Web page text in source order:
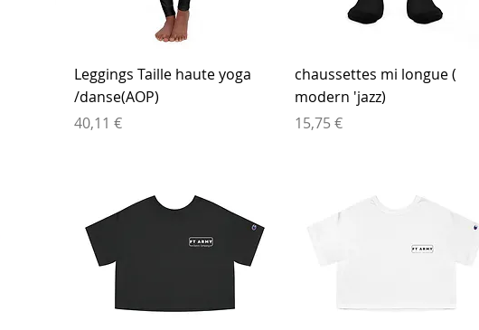
Aperçu rapide
Leggings Taille haute yoga
/danse(AOP)
Prix
40,11 €
Aperçu rapide
chaussettes mi longue (
modern 'jazz)
Prix
15,75 €